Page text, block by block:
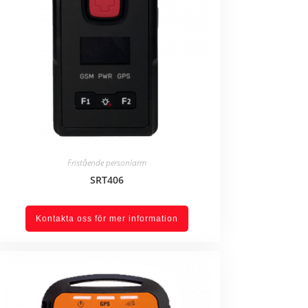
Fristående personlarm
SRT406
Kontakta oss för mer information